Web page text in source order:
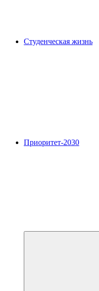
Студенческая жизнь
Приоритет-2030